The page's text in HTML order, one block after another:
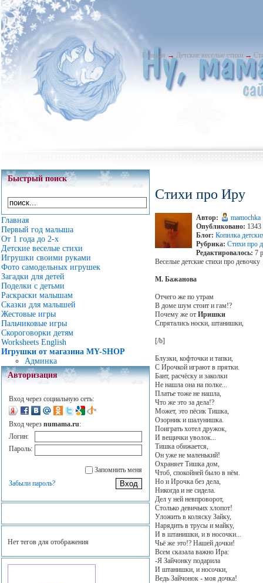
Главная → Детские веселые стихи →
Быстрый поиск
Главная
Первый год малыша
От 1 года до 2-х
Детские веселые стихи
Игрушки своими руками
Фото самодельных игрушек
Загадки для детей
Поделки с детьми
Раскраски малышам
Сказки для малышей
Жестовые игры
Пальчиковые игры
Скороговорки детям
Worksheets English
Игрушки от магазина MY-SHOP
Админка
Авторизация
Вход через социальную сеть:
Вход через numama.ru:
Логин:
Пароль:
Запомнить меня
Забыли пароль?
Нет тегов для отображения
Стихи про Иру
Автор:
mamochka
Опубликовано: 1343
Блог: Копилка
Рубрика: Стихи про
Редактировалось: 7
Веселые детские стихи про
М. Бажанова
Отчего же по утрам
В доме шум стоит и гам!?
Почему же от Иришки
Спрятались носки, штанишки,
[/b]
Блузки, кофточки и тапки,
С Ирочкой играют в прятки.
Бант, расчёску и заколки
Не нашла она на полке...
Платье тоже не нашла,
Что же это за дела!?
Может, это пёсик Тишка,
Озорник и шалунишка.
Поиграть хотел дружок,
И вещички уволок...
Тишка обижается,
Он уже не маленький!
Охраняет Тишка дом,
Чтоб, спокойней было в нём.
Но и Ирочка без дела,
Никогда и не сидела.
Дел у ней невпроворот,
Столько девичьих хлопот!
Уложить в коляску Зайку,
Нарядить в трусы и майку,
И в штанишки, и в носочки...
Чьё же это!? Нашей дочки!
Всем сказала важно Ира:
-Я Зайчонку подарила
И штанишки, и носочки,
Ведь Зайчонок - моя дочка!